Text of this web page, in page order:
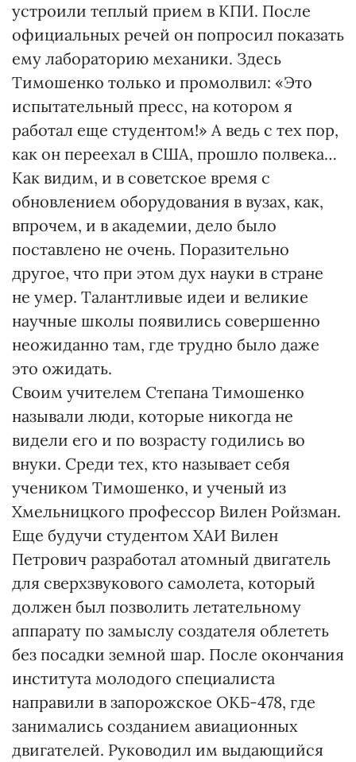
устроили теплый прием в КПИ. После
официальных речей он попросил показать
ему лабораторию механики. Здесь
Тимошенко только и промолвил: «Это
испытательный пресс, на котором я
работал еще студентом!» А ведь с тех пор,
как он переехал в США, прошло полвека…
Как видим, и в советское время с
обновлением оборудования в вузах, как,
впрочем, и в академии, дело было
поставлено не очень. Поразительно
другое, что при этом дух науки в стране
не умер. Талантливые идеи и великие
научные школы появились совершенно
неожиданно там, где трудно было даже
это ожидать.
Своим учителем Степана Тимошенко
называли люди, которые никогда не
видели его и по возрасту годились во
внуки. Среди тех, кто называет себя
учеником Тимошенко, и ученый из
Хмельницкого профессор Вилен Ройзман.
Еще будучи студентом ХАИ Вилен
Петрович разработал атомный двигатель
для сверхзвукового самолета, который
должен был позволить летательному
аппарату по замыслу создателя облететь
без посадки земной шар. После окончания
института молодого специалиста
направили в запорожское ОКБ-478, где
занимались созданием авиационных
двигателей. Руководил им выдающийся